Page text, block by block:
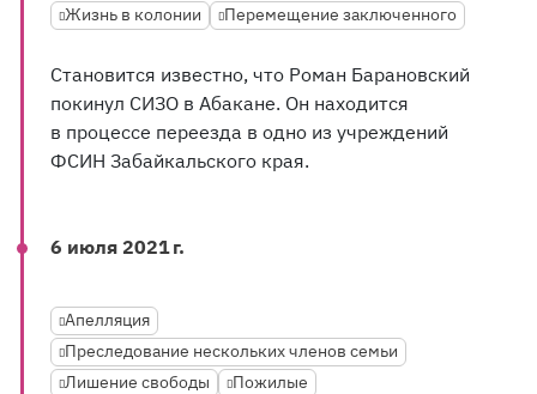
Жизнь в колонии Перемещение заключенного
Становится известно, что Роман Барановский
покинул СИЗО в Абакане. Он находится
в процессе переезда в одно из учреждений
ФСИН Забайкальского края.
6 июля 2021 г.
Апелляция
Преследование нескольких членов семьи
Лишение свободы
Пожилые